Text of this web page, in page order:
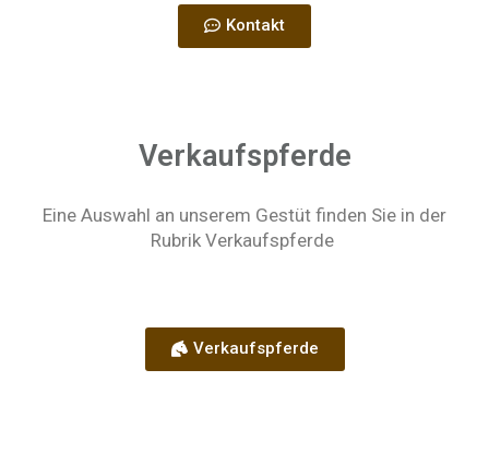
Kontakt
Verkaufspferde
Eine Auswahl an unserem Gestüt finden Sie in der
Rubrik Verkaufspferde
Verkaufspferde